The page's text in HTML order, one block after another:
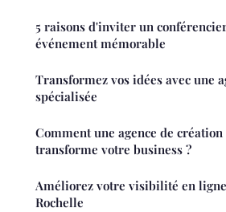
5 raisons d'inviter un
événement mémorable
Transformez vos idées avec une
spécialisée
Comment une agence de
transforme votre business ?
Améliorez votre visibilité en ligne
Rochelle